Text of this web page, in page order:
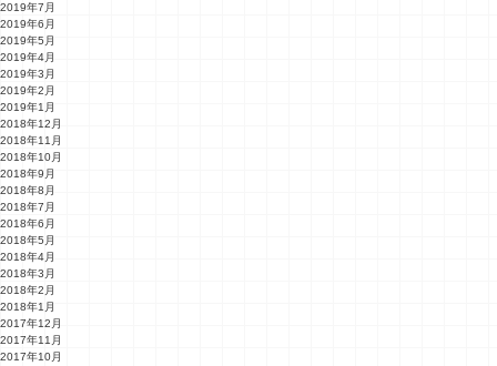
2019年7月
2019年6月
2019年5月
2019年4月
2019年3月
2019年2月
2019年1月
2018年12月
2018年11月
2018年10月
2018年9月
2018年8月
2018年7月
2018年6月
2018年5月
2018年4月
2018年3月
2018年2月
2018年1月
2017年12月
2017年11月
2017年10月